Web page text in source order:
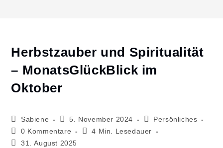
Herbstzauber und Spiritualität
– MonatsGlückBlick im
Oktober
Beitrags-
Autor:
Sabiene
Beitrag
veröffentlicht:
5. November 2024
Beitrags-
Persönliches
Beitrags-
Kommentare:
0 Kommentare Lesedauer:
4 Min. Lesedauer
Beitrag
31. August 2025